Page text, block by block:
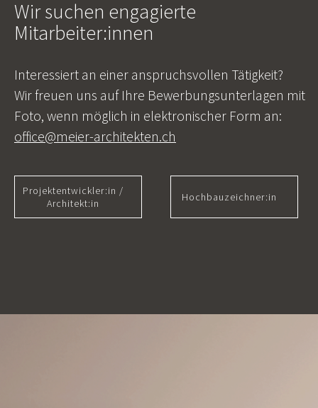
Wir suchen engagierte
Mitarbeiter:innen
Interessiert an einer anspruchsvollen Tätigkeit?
Wir freuen uns auf Ihre Bewerbungsunterlagen mit
Foto, wenn möglich in elektronischer Form an:
office@meier-architekten.ch
Projektentwickler:in /
Architekt:in
Hochbauzeichner:in